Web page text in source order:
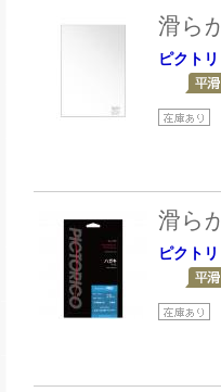
滑ら
ピクト
滑ら
ピクト